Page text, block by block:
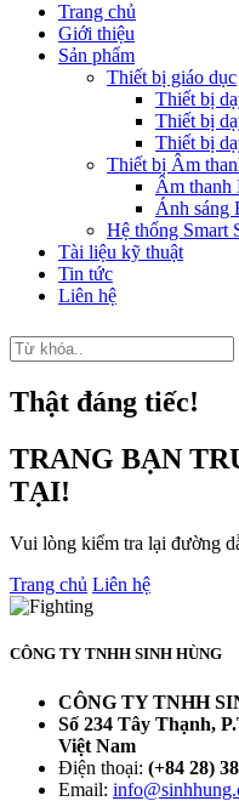
Trang chủ
Giới thiệu
Sản phẩm
Thiết bị giáo dục
Thiết bị
Thiết bị
Thiết bị
Thiết bị Âm
Âm thanh
Ánh sáng
Hệ thống
Tài liệu kỹ thuật
Tin tức
Liên hệ
Thật đáng tiếc!
TRANG BẠN
TẠI!
Vui lòng kiểm tra lại đường
Trang chủ Liên hệ
CÔNG TY TNHH SINH HÙNG
CÔNG TY TNHH
Số 234 Tây Thạnh,
Việt Nam
Điện thoại: (+84 28)
Email: